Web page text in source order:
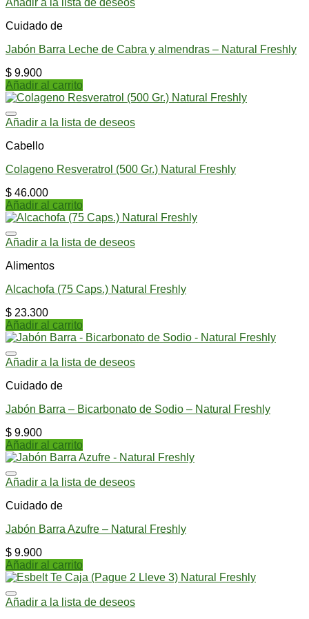
Añadir a la lista de deseos
Cuidado de
Jabón Barra Leche de Cabra y almendras – Natural Freshly
$ 9.900
Añadir al carrito
Añadir a la lista de deseos
Cabello
Colageno Resveratrol (500 Gr.) Natural Freshly
$ 46.000
Añadir al carrito
Añadir a la lista de deseos
Alimentos
Alcachofa (75 Caps.) Natural Freshly
$ 23.300
Añadir al carrito
Añadir a la lista de deseos
Cuidado de
Jabón Barra – Bicarbonato de Sodio – Natural Freshly
$ 9.900
Añadir al carrito
Añadir a la lista de deseos
Cuidado de
Jabón Barra Azufre – Natural Freshly
$ 9.900
Añadir al carrito
Añadir a la lista de deseos